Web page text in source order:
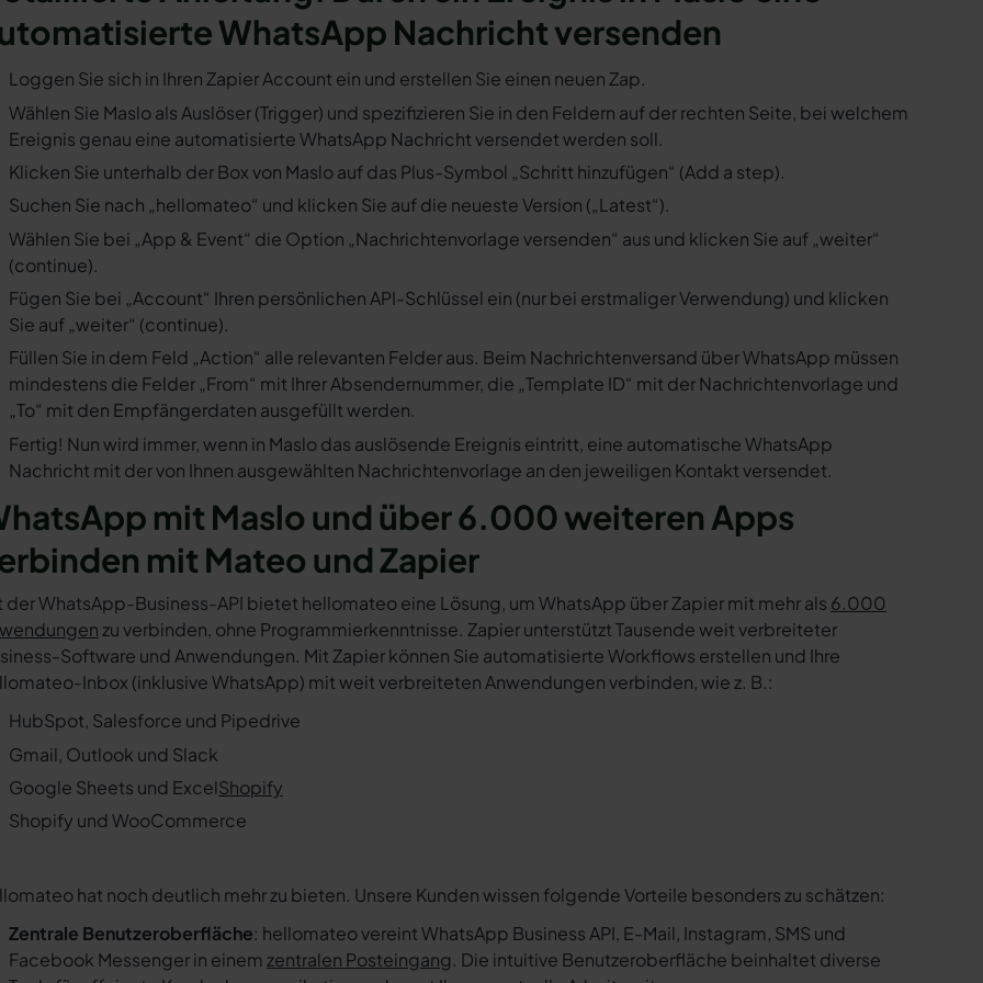
WhatsApp Nachricht versenden
Loggen Sie sich in Ihren Zapier Account ein und erstellen Sie einen neuen Zap.
Wählen Sie Maslo als Auslöser (Trigger) und spezifizieren Sie in den Feldern auf der rechten Seite, bei welchem
Ereignis genau eine automatisierte WhatsApp Nachricht versendet werden soll.
Klicken Sie unterhalb der Box von Maslo auf das Plus-Symbol „Schritt hinzufügen“ (Add a step).
Suchen Sie nach „hellomateo“ und klicken Sie auf die neueste Version („Latest“).
Wählen Sie bei „App & Event“ die Option „Nachrichtenvorlage versenden“ aus und klicken Sie auf „weiter“
(continue).
Fügen Sie bei „Account“ Ihren persönlichen API-Schlüssel ein (nur bei erstmaliger Verwendung) und klicken
Sie auf „weiter“ (continue).
Füllen Sie in dem Feld „Action“ alle relevanten Felder aus. Beim Nachrichtenversand über WhatsApp müssen
mindestens die Felder „From“ mit Ihrer Absendernummer, die „Template ID“ mit der Nachrichtenvorlage und
„To“ mit den Empfängerdaten ausgefüllt werden.
Fertig! Nun wird immer, wenn in Maslo das auslösende Ereignis eintritt, eine automatische WhatsApp
Nachricht mit der von Ihnen ausgewählten Nachrichtenvorlage an den jeweiligen Kontakt versendet.
mit Maslo und über 6.000 weiteren Apps
mit Mateo und Zapier
der WhatsApp-Business-API bietet hellomateo eine Lösung, um WhatsApp über Zapier mit mehr als 6.000
zu verbinden, ohne Programmierkenntnisse. Zapier unterstützt Tausende weit verbreiteter
Software und Anwendungen. Mit Zapier können Sie automatisierte Workflows erstellen und Ihre
Inbox (inklusive WhatsApp) mit weit verbreiteten Anwendungen verbinden, wie z. B.:
HubSpot, Salesforce und Pipedrive
Gmail, Outlook und Slack
Google Sheets und ExcelShopify
Shopify und WooCommerce
hat noch deutlich mehr zu bieten. Unsere Kunden wissen folgende Vorteile besonders zu schätzen:
Zentrale Benutzeroberfläche: hellomateo vereint WhatsApp Business API, E-Mail, Instagram, SMS und
Facebook Messenger in einem zentralen Posteingang. Die intuitive Benutzeroberfläche beinhaltet diverse